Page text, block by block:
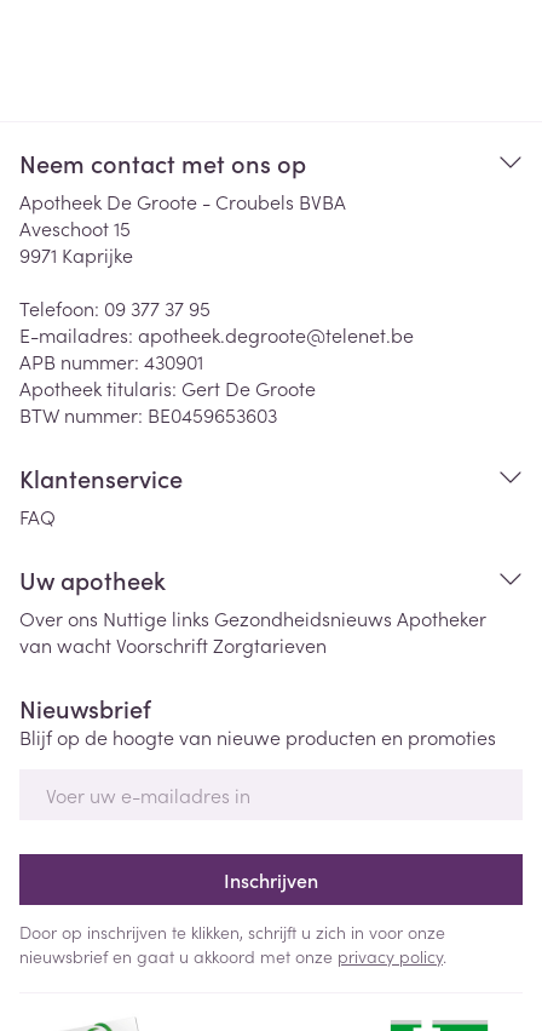
Neem contact met ons op
Apotheek De Groote - Croubels BVBA
Aveschoot 15
9971 Kaprijke
Telefoon: 09 377 37 95
E-mailadres: apotheek.degroote@telenet.be
APB nummer: 430901
Apotheek titularis: Gert De Groote
BTW nummer: BE0459653603
Klantenservice
FAQ
Uw apotheek
Over ons Nuttige links Gezondheidsnieuws Apotheker
van wachtVoorschriftZorgtarieven
Nieuwsbrief
Blijf op de hoogte van nieuwe producten en promoties
Inschrijven
Door op inschrijven te klikken, schrijft u zich in voor onze
nieuwsbrief en gaat u akkoord met onze privacy policy.